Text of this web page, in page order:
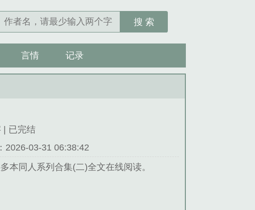
搜 索
言情 记录
| 已完结
2026-03-31 06:38:42
本同人系列合集(二)全文在线阅读。